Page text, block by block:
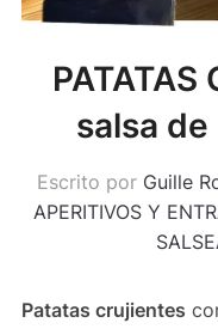
PATATAS
salsa de
Escrito por Guille
APERITIVOS Y
Patatas crujientes